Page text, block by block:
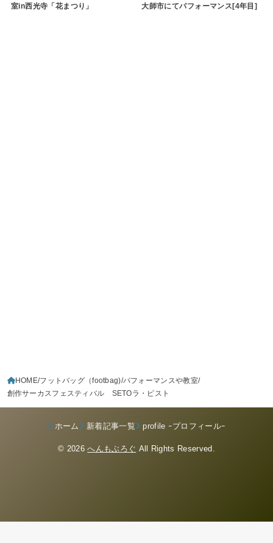
室in西光寺「花まつり」
大師市にてパフォーマンス[4年目]
HOME フットバッグ（footbag) パフォーマンスや教室
創作サーカスフェスティバル SETOラ・ピスト
ホーム 新着記事一覧 profile ｰプロフィールｰ
© 2026へんもぶろぐ All Rights Reserved.